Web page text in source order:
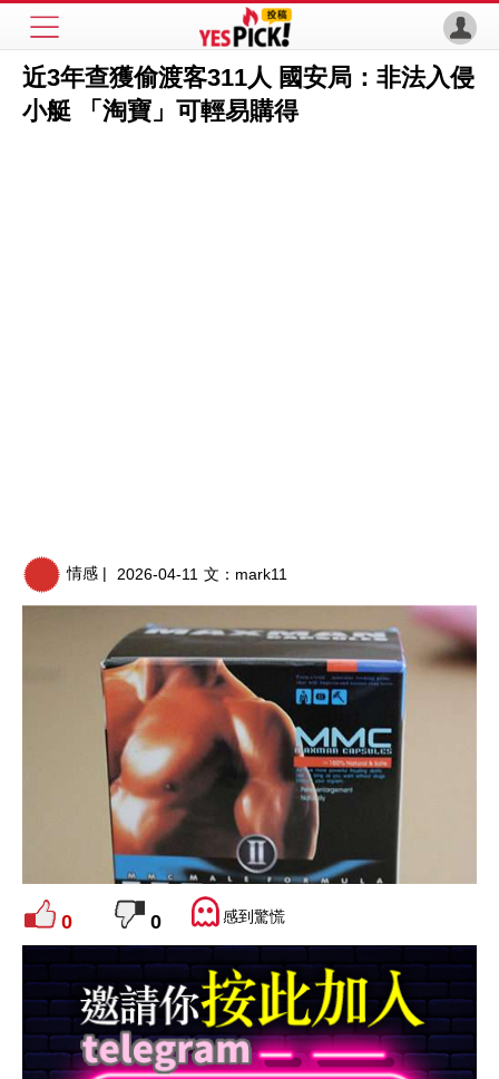
近3年查獲偷渡客311人 國安局：非法入侵
小艇 「淘寶」可輕易購得
情感 | 2026-04-11 文： mark11
0 0 感到驚慌